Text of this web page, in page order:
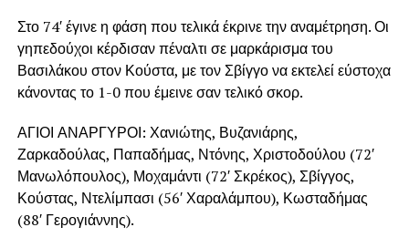
Στο 74′ έγινε η φάση που τελικά έκρινε την αναμέτρηση. Οι
γηπεδούχοι κέρδισαν πέναλτι σε μαρκάρισμα του
Βασιλάκου στον Κούστα, με τον Σβίγγο να εκτελεί εύστοχα
κάνοντας το 1-0 που έμεινε σαν τελικό σκορ.
ΑΓΙΟΙ ΑΝΑΡΓΥΡΟΙ: Χανιώτης, Βυζανιάρης,
Ζαρκαδούλας, Παπαδήμας, Ντόνης, Χριστοδούλου (72′
Μανωλόπουλος), Μοχαμάντι (72′ Σκρέκος), Σβίγγος,
Κούστας, Ντελίμπασι (56′ Χαραλάμπου), Κωσταδήμας
(88′ Γερογιάννης).